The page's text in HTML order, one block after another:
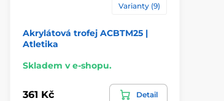
Varianty (9)
Akrylátová trofej ACBTM25 |
Atletika
Skladem v e-shopu.
361 Kč Detail